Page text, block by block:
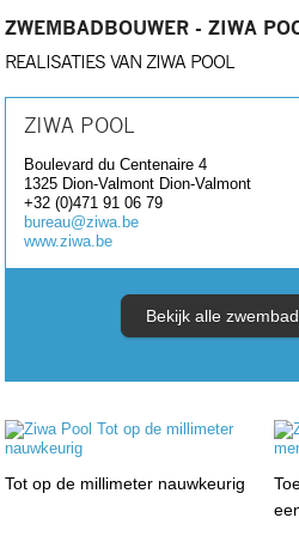
ZWEMBADBOUWER - ZIWA
REALISATIES VAN ZIWA POOL
ZIWA POOL
Boulevard du Centenaire 4
1325 Dion-Valmont Dion-Valmont
+32 (0)471 91 06 79
bureau@ziwa.be
www.ziwa.be
Bekijk alle
Tot op de millimeter nauwkeurig